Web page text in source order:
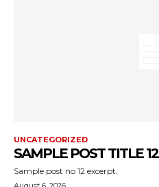
UNCATEGORIZED
SAMPLE POST TITLE 12
Sample post no 12 excerpt.